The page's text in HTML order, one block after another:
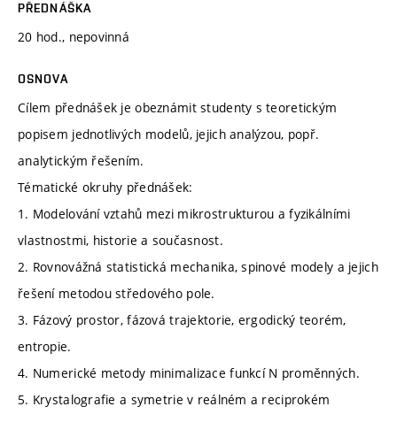
PŘEDNÁŠKA
20 hod., nepovinná
OSNOVA
Cílem přednášek je obeznámit studenty s teoretickým
popisem jednotlivých modelů, jejich analýzou, popř.
analytickým řešením.
Tématické okruhy přednášek:
1. Modelování vztahů mezi mikrostrukturou a fyzikálními
vlastnostmi, historie a současnost.
2. Rovnovážná statistická mechanika, spinové modely a jejich
řešení metodou středového pole.
3. Fázový prostor, fázová trajektorie, ergodický teorém,
entropie.
4. Numerické metody minimalizace funkcí N proměnných.
5. Krystalografie a symetrie v reálném a reciprokém